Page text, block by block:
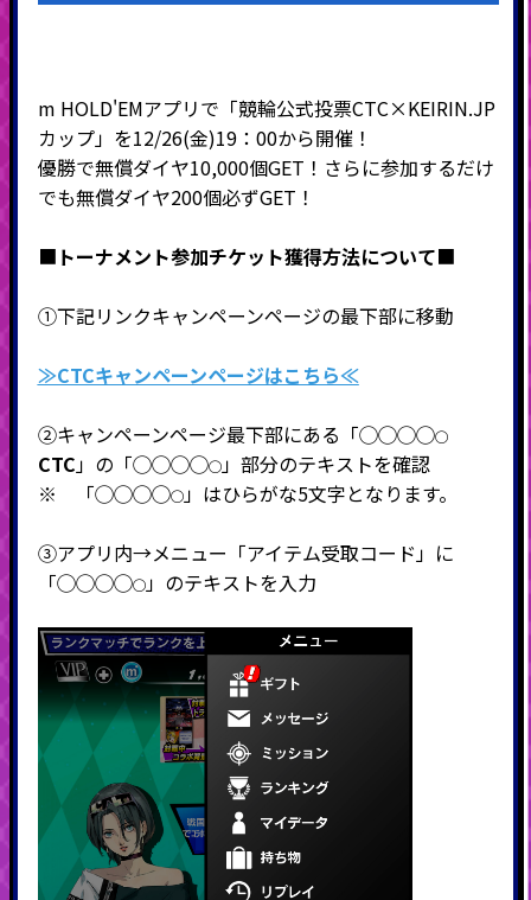
m HOLD'EMアプリで「競輪公式投票CTC×KEIRIN.JP
カップ」を12/26(金)19：00から開催！
優勝で無償ダイヤ10,000個GET！さらに参加するだけ
でも無償ダイヤ200個必ずGET！
■ トーナメント参加チケット獲得方法について■
①下記リンクキャンペーンページの最下部に移動
≫CTCキャンペーンページはこちら≪
②キャンペーンページ最下部にある「◯◯◯◯◯
CTC 」の「◯◯◯◯◯」部分のテキストを確認
※ 「◯◯◯◯◯」はひらがな5文字となります。
③アプリ内→メニュー「アイテム受取コード」に
「◯◯◯◯◯」のテキストを入力